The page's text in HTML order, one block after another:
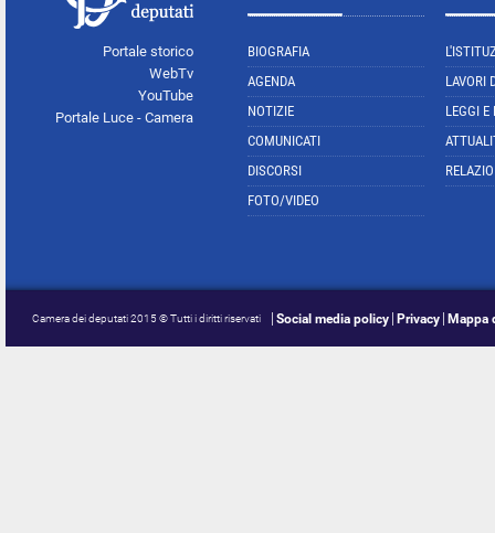
Portale storico
WebTv
YouTube
Portale Luce - Camera
BIOGRAFIA
AGENDA
NOTIZIE
COMUNICATI
DISCORSI
FOTO/VIDEO
LAVORI
LEGGI E
Camera dei deputati 2015 © Tutti i diritti riservati Social media policy Privacy Mappa